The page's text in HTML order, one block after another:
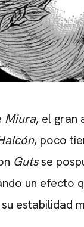
Miura, el gran
, poco
Gutsse
un efecto
estabilidad